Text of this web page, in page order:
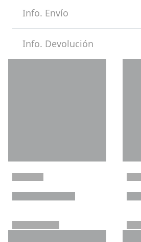
Info. Envío
Info. Devolución